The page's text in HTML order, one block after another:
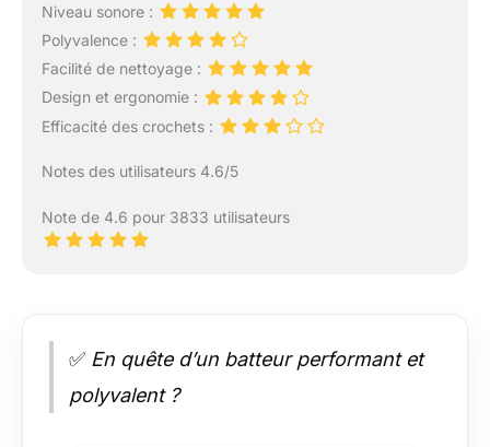
Niveau sonore :
Polyvalence :
Facilité de nettoyage :
Design et ergonomie :
Efficacité des crochets :
Notes des utilisateurs 4.6/5
Note de 4.6 pour 3833 utilisateurs
✅ En quête d’un batteur performant et
polyvalent ?